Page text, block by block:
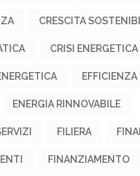
CRESCITA
CRISI ENERGETICA
ENERGIA RINNOVABILE
FILIERA
FINANZIAMENTO